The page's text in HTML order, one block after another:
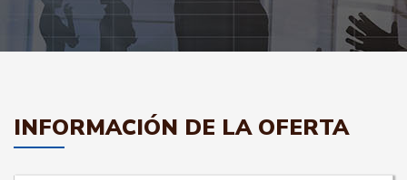
INFORMACIÓN DE LA OFERTA